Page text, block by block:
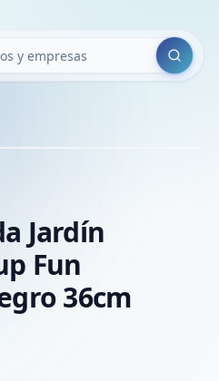
Buscar
Jardín
Fun
36cm